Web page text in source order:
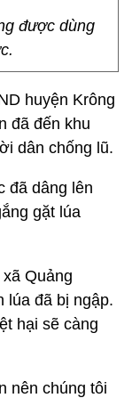
được dùng
huyện Krông
đã đến khu
dân chống lũ.
đã dâng lên
gặt lúa
Quảng
lúa đã bị ngập.
hại sẽ càng
nên chúng tôi